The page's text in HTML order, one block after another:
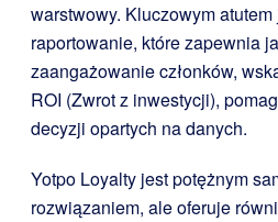
warstwowy. Kluczowym
raportowanie, które zapewnia
zaangażowanie członków,
ROI (Zwrot z inwestycji),
decyzji opartych na danych.
Yotpo Loyalty jest potężnym
rozwiązaniem, ale oferuje